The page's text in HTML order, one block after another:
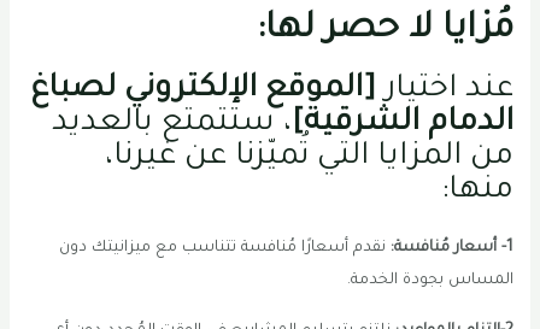
مُزايا لا حصر لها:
عند اختيار [الموقع الإلكتروني لصباغ
الدمام الشرقية]، ستتمتع بالعديد
من المزايا التي تُميّزنا عن غيرنا،
منها:
1- أسعار مُنافسة:
نقدم أسعارًا مُنافسة تتناسب مع ميزانيتك دون
المساس بجودة الخدمة.